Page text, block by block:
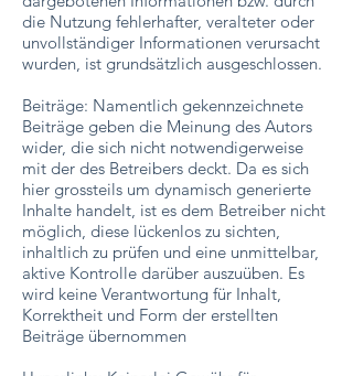
die Nutzung fehlerhafter, veralteter oder
unvollständiger Informationen verursacht
wurden, ist grundsätzlich ausgeschlossen.
Beiträge: Namentlich gekennzeichnete
Beiträge geben die Meinung des Autors
wider, die sich nicht notwendigerweise
mit der des Betreibers deckt. Da es sich
hier grossteils um dynamisch generierte
Inhalte handelt, ist es dem Betreiber nicht
möglich, diese lückenlos zu sichten,
inhaltlich zu prüfen und eine unmittelbar,
aktive Kontrolle darüber auszuüben. Es
wird keine Verantwortung für Inhalt,
Korrektheit und Form der erstellten
Beiträge übernommen